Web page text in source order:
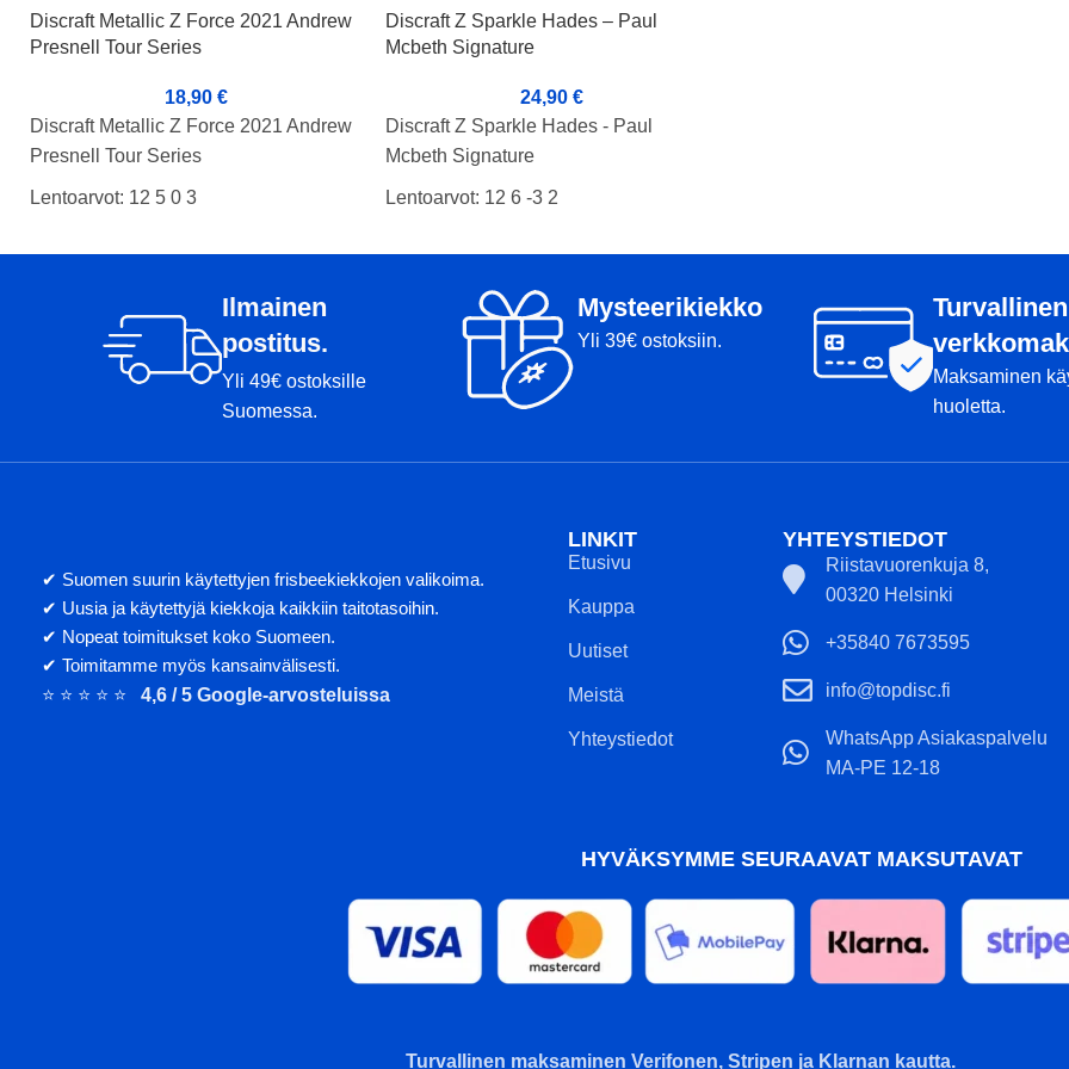
Discraft Metallic Z Force 2021 Andrew
Presnell Tour Series
18,90 €
Discraft Metallic Z Force 2021 Andrew
Presnell Tour Series
Lentoarvot: 12 5 0 3
Discraft Z Sparkle Hades – Paul
Mcbeth Signature
24,90 €
Discraft Z Sparkle Hades - Paul
Mcbeth Signature
Lentoarvot: 12 6 -3 2
Ilmainen
postitus.
Yli 49€ ostoksille
Suomessa.
Mysteerikiekko
Yli 39€ ostoksiin.
Turvallinen
Maksaminen
huoletta.
✔ Suomen suurin käytettyjen frisbeekiekkojen valikoima.
✔ Uusia ja käytettyjä kiekkoja kaikkiin taitotasoihin.
✔ Nopeat toimitukset koko Suomeen.
✔ Toimitamme myös kansainvälisesti.
⭐ ⭐ ⭐ ⭐ ⭐ 4,6 / 5 Google-arvosteluissa
LINKIT
Etusivu
Kauppa
Uutiset
Meistä
Yhteystiedot
YHTEYSTIEDOT
Riistavuorenkuja 8,
00320 Helsinki
+35840 7673595
info@topdisc.fi
WhatsApp Asiakaspalvelu
MA-PE 12-18
HYVÄKSYMME SEURAAVAT MAKSUTAVAT
Turvallinen maksaminen Verifonen, Stripen ja Klarnan kautta.